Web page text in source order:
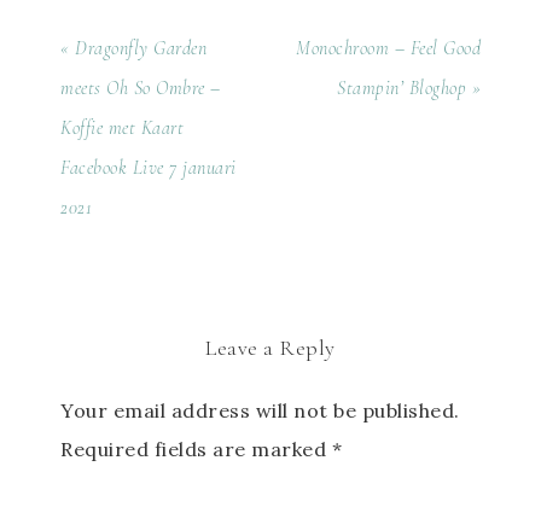
« Dragonfly Garden
meets Oh So Ombre –
Koffie met Kaart
Facebook Live 7 januari
2021
Monochroom – Feel Good
Stampin’ Bloghop »
Leave a Reply
Your email address will not be published.
Required fields are marked *